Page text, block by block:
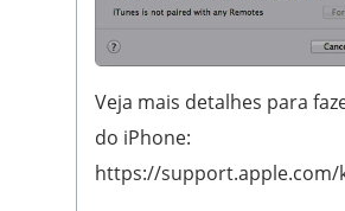
Veja mais detalhes para
do iPhone:
https://support.apple.com/